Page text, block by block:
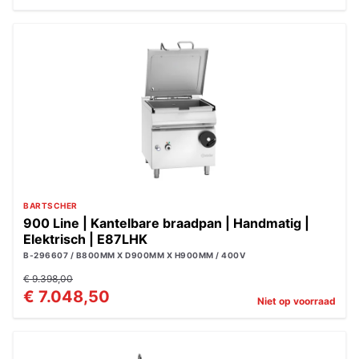
BARTSCHER
900 Line | Kantelbare braadpan | Handmatig |
Elektrisch | E87LHK
B-296607 / B800MM X D900MM X H900MM / 400V
€ 9.398,00
€ 7.048,50 Niet op voorraad